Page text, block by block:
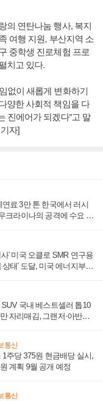
의 연탄나눔 행사, 복지
여행 지원, 부산지역 소
중학생 진로체험 프로
치고 있다.
없이 새롭게 변화하기
양한 사회적 책임을 다
진에어가 되겠다”고 말
자]
료 3만 톤 한국에서 러시
크라이나의 공격에 수요 늘
' 미국 오클로 SMR 연구용
상태' 도달, 미국 에너지부
국내 베스트셀러 톱10
자리매김, 그랜저·아반떼
통신
주당 375원 현금배당 실시,
계획 9월 공개 예정
통신